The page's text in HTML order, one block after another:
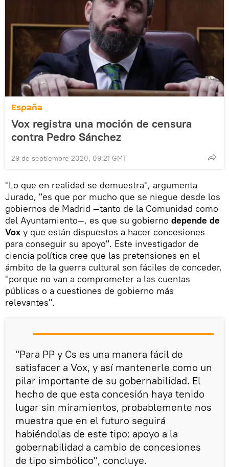
España
Vox registra una moción de censura
contra Pedro Sánchez
29 de septiembre 2020, 09:21 GMT
"Lo que en realidad se demuestra", argumenta
Jurado, "es que por mucho que se niegue desde los
gobiernos de Madrid ―tanto de la Comunidad como
del Ayuntamiento―, es que su gobierno depende de
Vox y que están dispuestos a hacer concesiones
para conseguir su apoyo". Este investigador de
ciencia política cree que las pretensiones en el
ámbito de la guerra cultural son fáciles de conceder,
"porque no van a comprometer a las cuentas
públicas o a cuestiones de gobierno más
relevantes".
"Para PP y Cs es una manera fácil de
satisfacer a Vox, y así mantenerle como un
pilar importante de su gobernabilidad. El
hecho de que esta concesión haya tenido
lugar sin miramientos, probablemente nos
muestra que en el futuro seguirá
habiéndolas de este tipo: apoyo a la
gobernabilidad a cambio de concesiones
de tipo simbólico", concluye.